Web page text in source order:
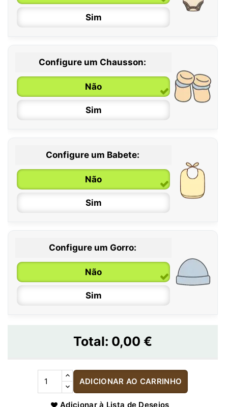
Sim
0 / 6 meses
6 / 12 meses
12 / 18 meses
Configure um Chausson:
Não
Sim
Configure um Babete:
Não
Sim
Configure um Gorro:
Não
Sim
Total: 0,00 €
ADICIONAR AO CARRINHO
Adicionar à Lista de Desejos